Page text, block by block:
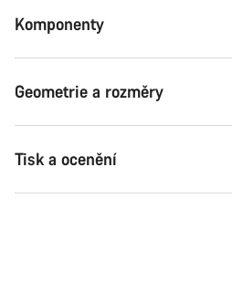
Komponenty
Geometrie a rozměry
Tisk a ocenění